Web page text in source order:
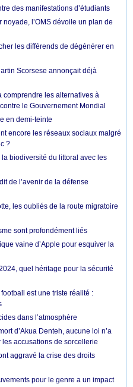
des manifestations d’étudiants
l’OMS dévoile un plan de
les différends de dégénérer en
Scorsese annonçait déjà
comprendre les alternatives à
le Gouvernement Mondial
en demi-teinte
encore les réseaux sociaux malgré
?
biodiversité du littoral avec les
de l’avenir de la défense
les oubliés de la route migratoire
sont profondément liés
vaine d’Apple pour esquiver la
quel héritage pour la sécurité
est une triste réalité :
dans l’atmosphère
d’Akua Denteh, aucune loi n’a
accusations de sorcellerie
aggravé la crise des droits
pour le genre a un impact